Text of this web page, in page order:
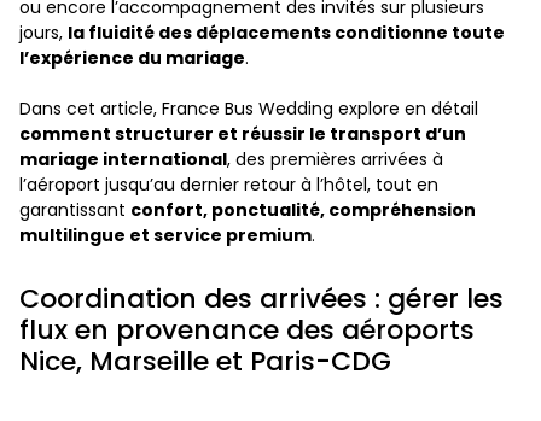
ou encore l’accompagnement des invités sur plusieurs
jours, la fluidité des déplacements conditionne toute
l’expérience du mariage.
Dans cet article, France Bus Wedding explore en détail
comment structurer et réussir le transport d’un
mariage international, des premières arrivées à
l’aéroport jusqu’au dernier retour à l’hôtel, tout en
garantissant confort, ponctualité, compréhension
multilingue et service premium.
Coordination des arrivées : gérer les
flux en provenance des aéroports
Nice, Marseille et Paris-CDG